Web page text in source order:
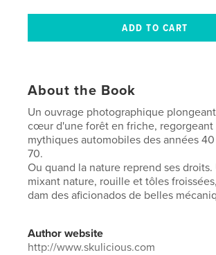
About the Book
Un ouvrage photographique
cœur d'une forêt en friche, regorgeant
mythiques automobiles des années
70.
Ou quand la nature reprend ses
mixant nature, rouille et tôles
dam des aficionados de belles
Author website
http://www.skulicious.com